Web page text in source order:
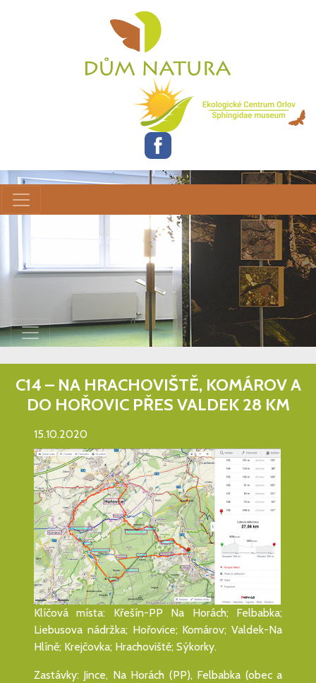
C14 – NA HRACHOVIŠTĚ, KOMÁROV A
DO HOŘOVIC PŘES VALDEK 28 KM
15.10.2020
Klíčová místa: Křešín-PP Na Horách; Felbabka;
Liebusova nádržka; Hořovice; Komárov; Valdek-Na
Hlíně; Krejčovka; Hrachoviště; Sýkorky.
Zastávky: Jince, Na Horách (PP), Felbabka (obec a